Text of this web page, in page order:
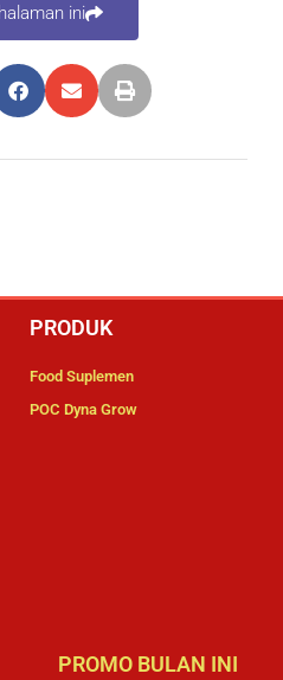
ini
PRODUK
Food Suplemen
POC Dyna Grow
PROMO BULAN INI